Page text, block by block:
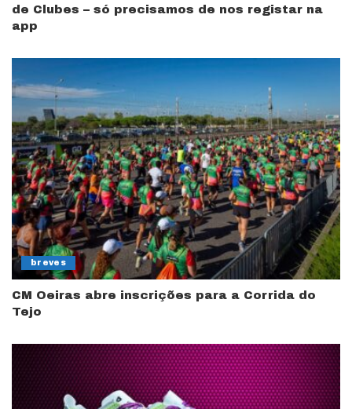
de Clubes – só precisamos de nos registar na
app
breves
CM Oeiras abre inscrições para a Corrida do
Tejo